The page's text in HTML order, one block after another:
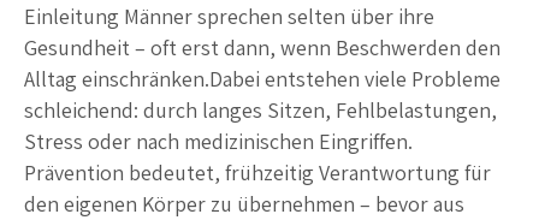
Einleitung Männer sprechen selten über ihre
Gesundheit – oft erst dann, wenn Beschwerden den
Alltag einschränken.Dabei entstehen viele Probleme
schleichend: durch langes Sitzen, Fehlbelastungen,
Stress oder nach medizinischen Eingriffen.
Prävention bedeutet, frühzeitig Verantwortung für
den eigenen Körper zu übernehmen – bevor aus